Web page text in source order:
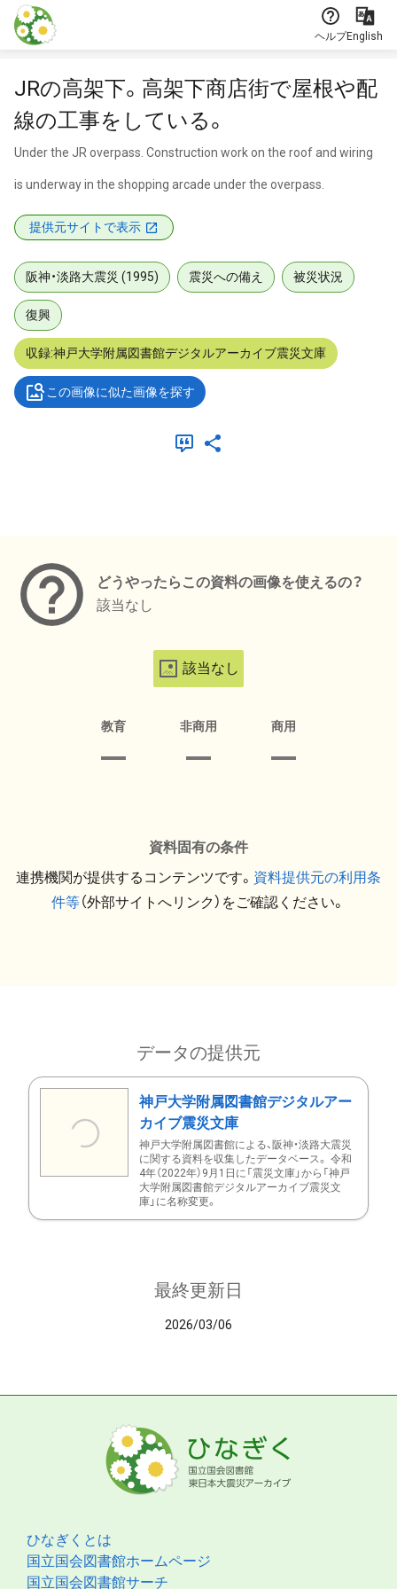
本文に飛ぶ
ヘルプEnglish
JRの高架下。高架下商店街で屋根や配
線の工事をしている。
Under the JR overpass. Construction work on the roof and wiring
is underway in the shopping arcade under the overpass.
提供元サイトで表示
阪神・淡路大震災 (1995) 震災への備え 被災状況
復興
収録:神戸大学附属図書館デジタルアーカイブ震災文庫
この画像に似た画像を探す
どうやったらこの資料の画像を使えるの？
該当なし
該当なし
教育 非商用 商用
資料固有の条件
連携機関が提供するコンテンツです。 資料提供元の利用条
件等（外部サイトへリンク）をご確認ください。
データの提供元
神戸大学附属図書館デジタルアー
カイブ震災文庫
神戸大学附属図書館による、阪神・淡路大震災
に関する資料を収集したデータベース。 令和
4年（2022年）9月1日に「震災文庫」から「神戸
大学附属図書館デジタルアーカイブ震災文
庫」に名称変更。
最終更新日
2026/03/06
ひなぎくとは
国立国会図書館ホームページ
国立国会図書館サーチ